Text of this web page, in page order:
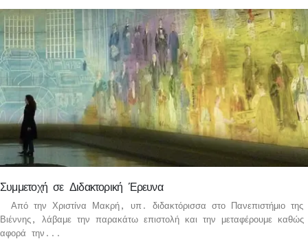
Συμμετοχή σε Διδακτορική Έρευνα
Από την Χριστίνα Μακρή, υπ. διδακτόρισσα στο Πανεπιστήμιο της
Βιέννης, λάβαμε την παρακάτω επιστολή και την μεταφέρουμε καθώς
αφορά την...